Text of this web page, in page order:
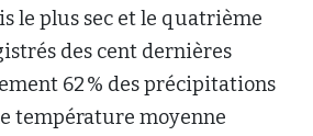
le plus sec et le quatrième
des cent dernières
62 % des précipitations
température moyenne